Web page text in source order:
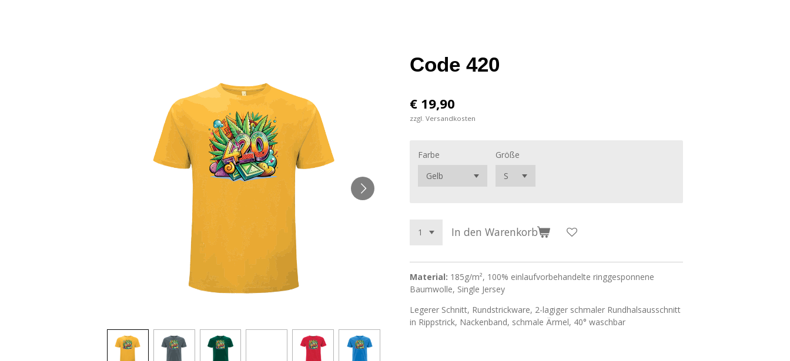
Code 420
€ 19,90
zzgl. Versandkosten
Farbe Größe
In den Warenkorb
Material: 185g/m², 100% einlaufvorbehandelte ringgesponnene
Baumwolle, Single Jersey
Legerer Schnitt, Rundstrickware, 2-lagiger schmaler Rundhalsausschnitt
in Rippstrick, Nackenband, schmale Ärmel, 40° waschbar